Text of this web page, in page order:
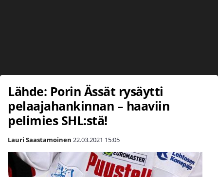
Lähde: Porin Ässät rysäytti
pelaajahankinnan – haaviin
pelimies SHL:stä!
Lauri Saastamoinen 22.03.2021 15:05